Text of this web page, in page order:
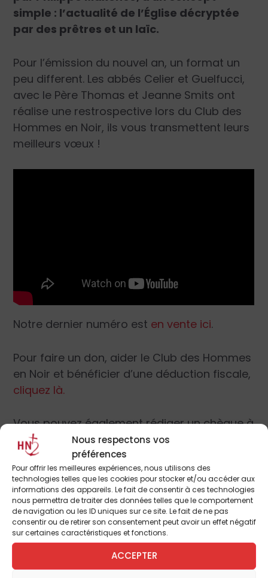
Nous respectons vos
préférences
Pour offrir les meilleures expériences, nous utilisons des
technologies telles que les cookies pour stocker et/ou accéder aux
informations des appareils. Le fait de consentir à ces technologies
nous permettra de traiter des données telles que le comportement
de navigation ou les ID uniques sur ce site. Le fait de ne pas
consentir ou de retirer son consentement peut avoir un effet négatif
sur certaines caractéristiques et fonctions.
ACCEPTER
simple : l’actualité de l’Église décryptée
par des prêtres et un laïc.
Pour l’émission du nouvel an, un format un
peu different. Les abbés Celier et Guelfucci,
avec le Père Thomas et Jeanne Smits ont
réalise une restrospective lors du Club des
Hommes en Noir, ils vous transmettent leurs
meilleurs vœux !
Notre dernier numéro est en vente ici.
Pour faire un don, aider le Club des Hommes
en Noir et bénéficier d’une déduction fiscale,
cliquez là.
Vous pouvez également rédiger un chèque à
l’ordre du Fonds de dotation Homme
Nouveau (FDHN) et l’envoyer à L’Homme
Nouveau, 10, rue Rosenwald, 75015 Paris. Plus
d’informations par courriel :
fondsHN@gmail.com ou au téléphone :01 53
68 99 71